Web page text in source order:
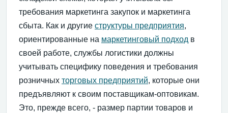
требования маркетинга закупок и маркетинга
сбыта. Как и другие структуры предприятия,
ориентированные на маркетинговый подход в
своей работе, службы логистики должны
учитывать специфику поведения и требования
розничных торговых предприятий, которые они
предъявляют к своим поставщикам-оптовикам.
Это, прежде всего, - размер партии товаров и